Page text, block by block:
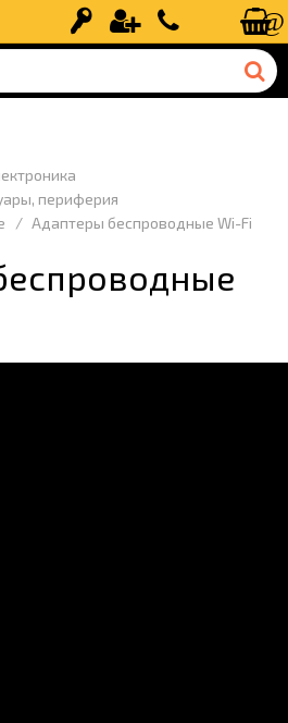
Вход Регистрация+7 (499) 110-
периферия
Адаптеры беспроводные Wi-Fi